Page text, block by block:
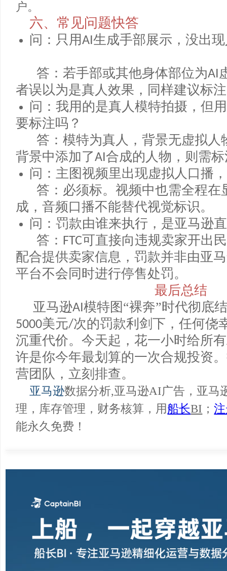
括拍摄现场手机随手拍照片、摄
口头解释“是真人”已无法通过审
长期看，AI模特图不会消失，只会
打出“100% 真人实拍无AI”作为卖点，
户。
六、常见问题快答
问：只用AI 生成手部展示，没
答：若手部或其他身体部位为
者误以为是真人效果，同样建议
问：我用的是真人模特拍摄，
要标注吗？
答：模特为真人，背景无虚拟
背景中添加了AI合成的人物，则需
问：主图视频里出现虚拟人口
答：必须标。视频中也需全程
成，音频口播不能替代视觉标识。
问：罚款由谁来执行，是亚马
答：FTC可直接向违规卖家开
配合提供卖家信息，罚款并非由
平台不会同时进行停售处罚。
最后总结
亚马逊AI 模特图“裸奔”时代彻
5000美元/ 次的罚款利剑下，任何
亚马逊数据分析,亚马逊AI广告，亚
理，库存管理，财务核算，用 船长 BI；
能永久免费！